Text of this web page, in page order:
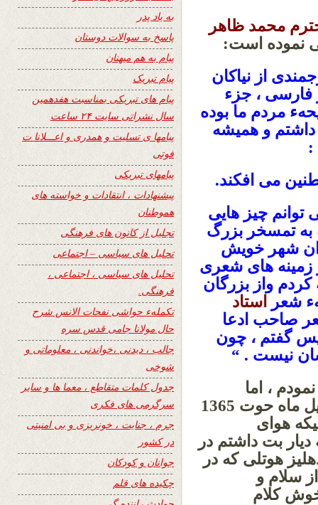
محمد ظاهر
نموده است:
از نیاکان
فارسی ، جزء
مردم ما بوده
داشتم و همیشه
:
می افکند.
چیز هایی
به تمسخر بزرگ
شهر خویش
زمینه های شعری
واز بزرگان
شعر
استاد
صاحب ادعا
گفتم ، چون
نیست . “
، اما
خودش را از نزدیک ندیده بودم تا اینکه اوایل ماه حوت 1365
زمانیکه هوای
بت داشتم در
هوتلی که در
سلام و
کلام
به یاد پدر
پاسخ به سوالات دوستان
پیام به هم میهنان
پیام تبریک
پیام های تبریکی بمناسبت هفدهمین
سال نشراتی سایت ۲۴ ساعت
پیامها ی تسلیت و همدری و اعـــلانا ت
فوتی
پیامهای تبریکی
پیشنهادات ، انتقادات و خواسته های
هموطنان
تجلیل از کانون های فرهنگی
تحلیل های سیاسی – اجتماعی
تحلیل های سیاسی ، اجتماعی ،
فرهنگی.
تکملهء حواشی نفحات الانس شرح
حال مولانا جامی قدس سره
جالب ، دیدنی ،خواندنی ، معلوماتی و
شوخی
جدول کلمات متقاطع ، معما ها و سایر
سرگرمی های فکری
جرم ، جنایت ، خونریزی و بی امنیتی
در کشور
جوانان و کودکان
چکیده های قلم